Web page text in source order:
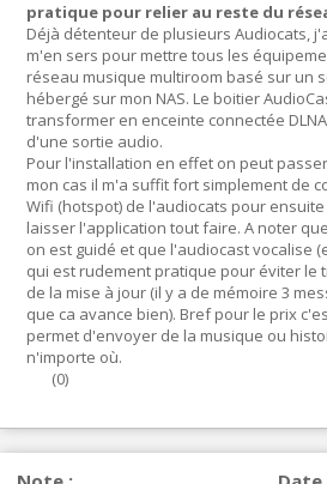
pratique pour relier au reste du
Déjà détenteur de plusieurs Audiocats,
m'en sers pour mettre tous les
réseau musique multiroom basé sur un
hébergé sur mon NAS. Le boitier
transformer en enceinte connectée
d'une sortie audio.
Pour l'installation en effet on peut
mon cas il m'a suffit fort simplement de
Wifi (hotspot) de l'audiocats pour
laisser l'application tout faire. A noter
on est guidé et que l'audiocast vocalise
qui est rudement pratique pour éviter le
de la mise à jour (il y a de mémoire 3
que ca avance bien). Bref pour le prix
permet d'envoyer de la musique ou
n'importe où.
(0)